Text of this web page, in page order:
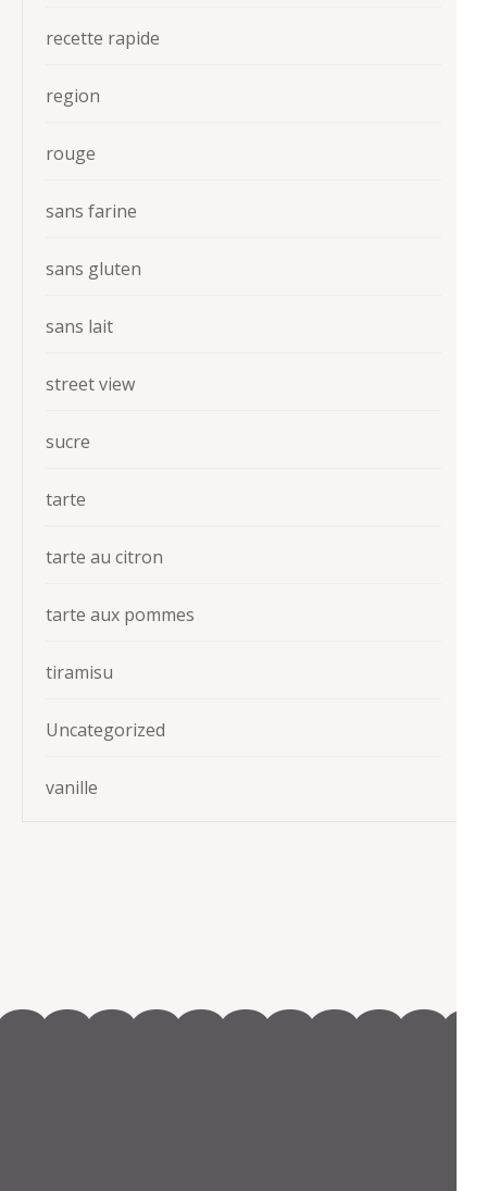
recette rapide
region
rouge
sans farine
sans gluten
sans lait
street view
sucre
tarte
tarte au citron
tarte aux pommes
tiramisu
Uncategorized
vanille